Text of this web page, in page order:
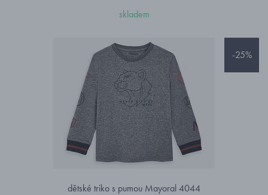
skladem
-25%
dětské triko s pumou Mayoral 4044